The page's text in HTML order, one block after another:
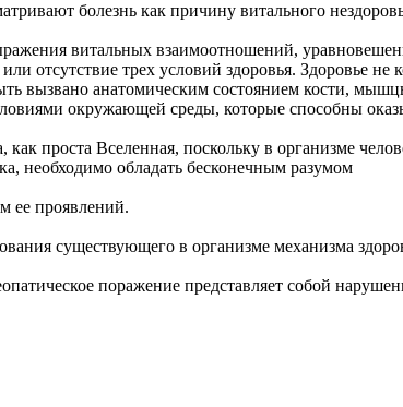
болезнь как причину витального
витальных взаимоотношений,
отсутствие трех условий здоровья. Здоровье не
вызвано анатомическим состоянием кости,
окружающей среды, которые способны
как проста Вселенная, поскольку в организме
необходимо обладать бесконечным разумом
ее проявлений.
существующего в организме механизма
поражение представляет собой